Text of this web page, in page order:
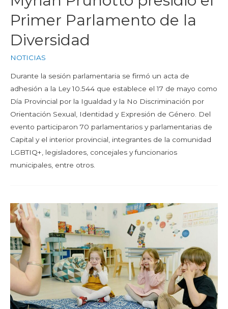
Primer Parlamento de la
Diversidad
NOTICIAS
Durante la sesión parlamentaria se firmó un acta de
adhesión a la Ley 10.544 que establece el 17 de mayo como
Día Provincial por la Igualdad y la No Discriminación por
Orientación Sexual, Identidad y Expresión de Género. Del
evento participaron 70 parlamentarios y parlamentarias de
Capital y el interior provincial, integrantes de la comunidad
LGBTIQ+, legisladores, concejales y funcionarios
municipales, entre otros.